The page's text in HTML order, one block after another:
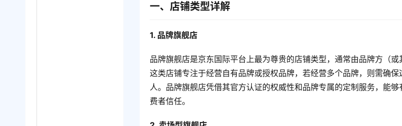
一、店铺类型详解
1. 品牌旗舰店
品牌旗舰店是京东国际平台上最为尊贵的店铺类型，通常由品牌方（或
这类店铺专注于经营自有品牌或授权品牌，若经营多个品牌，则需确保
人。品牌旗舰店凭借其官方认证的权威性和品牌专属的定制服务，能
费者信任。